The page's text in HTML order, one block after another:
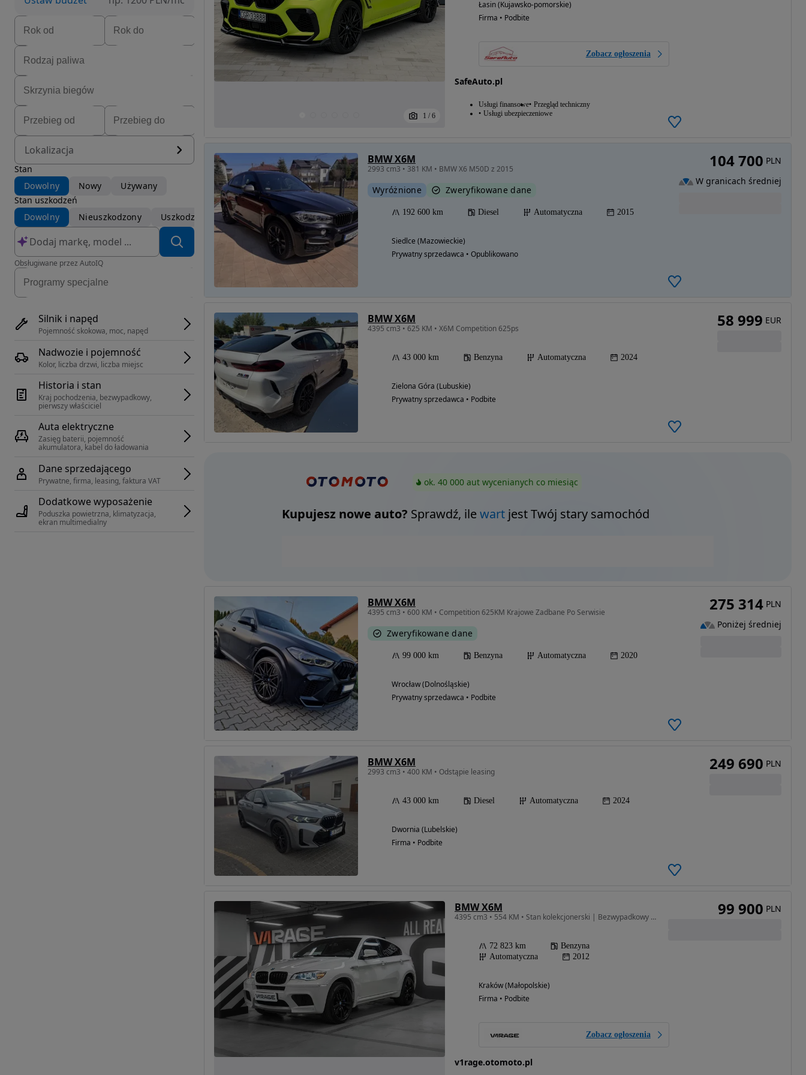
Lokalizacja
Stan
Dowolny
Nowy
Używany
Stan uszkodzeń
Dowolny
Nieuszkodzony Uszkodzony
Obsługiwane przez AutoIQ
Silnik i napęd
Pojemność skokowa, moc, napęd
Nadwozie i pojemność
Kolor, liczba drzwi, liczba miejsc
Historia i stan
Kraj pochodzenia, bezwypadkowy,
pierwszy właściciel
Auta elektryczne
Zasięg baterii, pojemność
akumulatora, kabel do ładowania
Dane sprzedającego
Prywatne, firma, leasing, faktura VAT
Dodatkowe wyposażenie
Poduszka powietrzna, klimatyzacja,
ekran multimedialny
1 / 6
Łasin (Kujawsko-pomorskie)
Firma • Podbite
Zobacz ogłoszenia
SafeAuto.pl
Usługi finansowe Przegląd techniczny
Usługi ubezpieczeniowe
BMW X6M
2993 cm3 • 381 KM • BMW X6 M50D z 2015
Wyróżnione Zweryfikowane dane
192 600 km Diesel Automatyczna 2015
Siedlce (Mazowieckie)
Prywatny sprzedawca • Opublikowano
104 700 PLN
W granicach średniej
BMW X6M
4395 cm3 • 625 KM • X6M Competition 625ps
43 000 km Benzyna Automatyczna 2024
Zielona Góra (Lubuskie)
Prywatny sprzedawca • Podbite
58 999 EUR
ok. 40 000 aut wycenianych co miesiąc
Kupujesz nowe auto? Sprawdź, ilewartjest Twój stary samochód
BMW X6M
4395 cm3 • 600 KM • Competition 625KM Krajowe Zadbane Po Serwisie
Zweryfikowane dane
99 000 km Benzyna Automatyczna 2020
Wrocław (Dolnośląskie)
Prywatny sprzedawca • Podbite
275 314 PLN
Poniżej średniej
BMW X6M
2993 cm3 • 400 KM • Odstąpie leasing
43 000 km Diesel Automatyczna 2024
Dwornia (Lubelskie)
Firma • Podbite
249 690 PLN
BMW X6M
4395 cm3 • 554 KM • Stan kolekcjonerski | Bezwypadkowy | Niski przebieg | VAT-Marża
72 823 km
Benzyna
Automatyczna
2012
Kraków (Małopolskie)
Firma • Podbite
Zobacz ogłoszenia
v1rage.otomoto.pl
99 900 PLN